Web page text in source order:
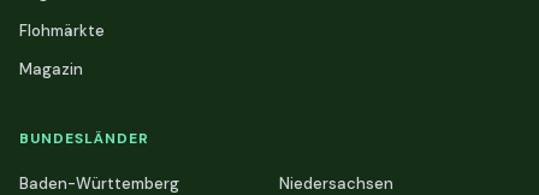
Flohmärkte
Magazin
BUNDESLÄNDER
Baden-Württemberg
Niedersachsen